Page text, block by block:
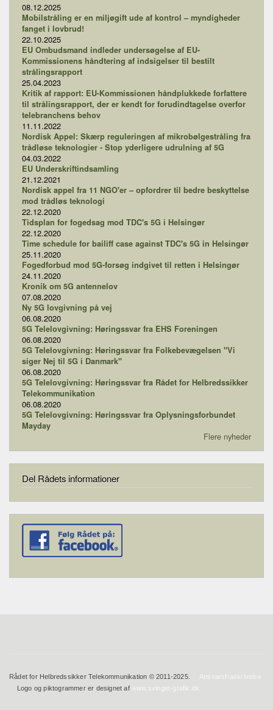
08.12.2025
Mobilstråling er en miljøgift ude af kontrol – myndigheder
fanget i lovbrud!
22.10.2025
EU Ombudsmand indleder undersøgelse af EU-
Kommissionens håndtering af indsigelser til bestilt
strålingsrapport
25.04.2023
Kritik af rapport: EU-Kommissionen håndplukkede forfattere
til strålingsrapport, der er kendt for forudindtagelse overfor
telebranchens behov
11.11.2022
Nordisk Appel: Skærp reguleringen af mikrobølgestråling fra
trådløse teknologier - Stop yderligere udrulning af 5G
04.03.2022
EU Underskriftindsamling
21.12.2021
Nordisk appel fra 11 NGO'er – opfordrer til bedre beskyttelse
mod trådløs teknologi
22.12.2020
Tidsplan for fogedsag mod TDC's 5G i Helsingør
22.12.2020
Time schedule for bailiff case against TDC's 5G in Helsingør
25.11.2020
Fogedforbud mod 5G-forsøg indgivet til retten i Helsingør
24.11.2020
Kronik om 5G antennelov
07.08.2020
Ny 5G lovgivning på vej
06.08.2020
5G Telelovgivning: Høringssvar fra EHS Foreningen
06.08.2020
5G Telelovgivning: Høringssvar fra Folkebevægelsen "Vi
siger Nej til 5G i Danmark"
06.08.2020
5G Telelovgivning: Høringssvar fra Rådet for Helbredssikker
Telekommunikation
06.08.2020
5G Telelovgivning: Høringssvar fra Oplysningsforbundet
Mayday
Flere nyheder
Del Rådets informationer
Rådet for Helbredssikker Telekommunikation © 2011-2025. Ansvarsfraskrivelse
Logo og piktogrammer er designet afwww.svinget-grafik.dk